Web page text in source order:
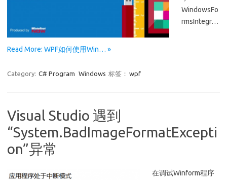
WindowsFo
rmsIntegr…
Read More: WPF如何使用Win… »
Category: C# Program Windows 标签： wpf
Visual Studio 遇到
“System.BadImageFormatExcepti
on”异常
在调试Winform程序